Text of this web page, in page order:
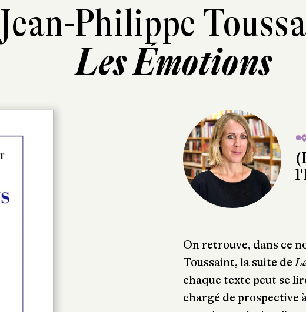
Jean-Philippe
Les Émotions
On retrouve, dans ce
Toussaint, la suite de
chaque texte peut se
chargé de prospective